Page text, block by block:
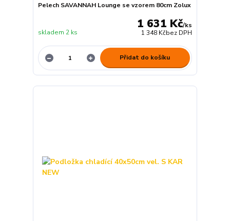
Pelech SAVANNAH Lounge se vzorem 80cm Zolux
1 631 Kč/ks
1 348 Kčbez DPH
skladem 2 ks
Přidat do košíku